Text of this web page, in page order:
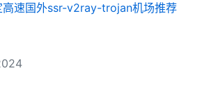
高速国外ssr-v2ray-trojan机场推荐